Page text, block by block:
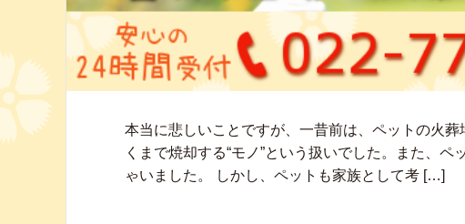
本当に悲しいことですが、一昔前は、ペットの火
くまで焼却する“モノ”という扱いでした。また、
ゃいました。 しかし、ペットも家族として考 […]